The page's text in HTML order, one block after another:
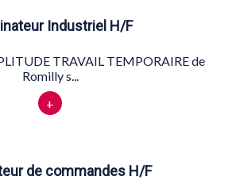
Industriel H/F
TRAVAIL TEMPORAIRE de
Romilly s...
+
de commandes H/F